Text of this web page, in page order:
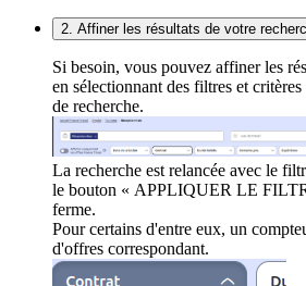
2. Affiner les résultats de votre
Si besoin, vous pouvez affiner les
en sélectionnant des filtres et critères
de recherche.
La recherche est relancée avec le
le bouton « APPLIQUER LE
ferme.
Pour certains d'entre eux, un
d'offres correspondant.